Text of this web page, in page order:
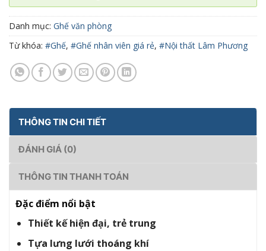
Danh mục: Ghế văn phòng
Từ khóa: #Ghế, #Ghế nhân viên giá rẻ, #Nội thất Lâm Phương
THÔNG TIN CHI TIẾT
ĐÁNH GIÁ (0)
THÔNG TIN THANH TOÁN
Đặc điểm nổi bật
Thiết kế hiện đại, trẻ trung
Tựa lưng lưới thoáng khí